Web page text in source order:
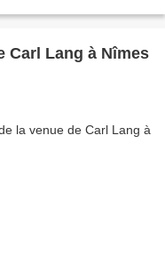
Carl Lang à Nîmes